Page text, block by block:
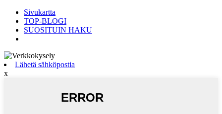
Sivukartta
TOP-BLOGI
SUOSITUIN HAKU
Lähetä sähköpostia
x